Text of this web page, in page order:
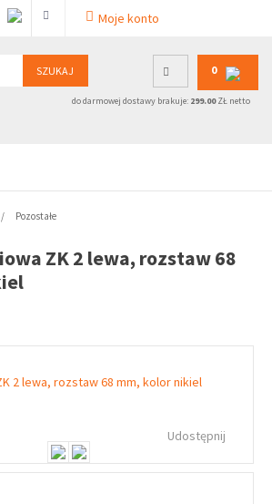
Moje konto
SZUKAJ 0
do darmowej dostawy brakuje: 299.00ZŁ netto
Pozostałe
ZK 2 lewa, rozstaw 68
Udostępnij